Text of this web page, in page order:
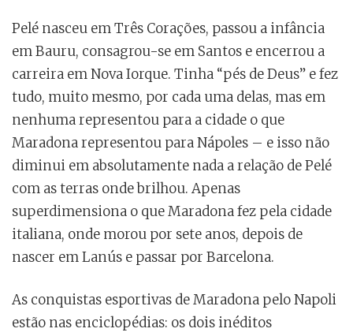
Pelé nasceu em Três Corações, passou a infância
em Bauru, consagrou-se em Santos e encerrou a
carreira em Nova Iorque. Tinha “pés de Deus” e fez
tudo, muito mesmo, por cada uma delas, mas em
nenhuma representou para a cidade o que
Maradona representou para Nápoles – e isso não
diminui em absolutamente nada a relação de Pelé
com as terras onde brilhou. Apenas
superdimensiona o que Maradona fez pela cidade
italiana, onde morou por sete anos, depois de
nascer em Lanús e passar por Barcelona.
As conquistas esportivas de Maradona pelo Napoli
estão nas enciclopédias: os dois inéditos